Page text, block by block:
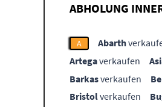
ABHOLUNG
A Abarth
Artegaverkaufen
Barkasverkaufen
Bristolverkaufen